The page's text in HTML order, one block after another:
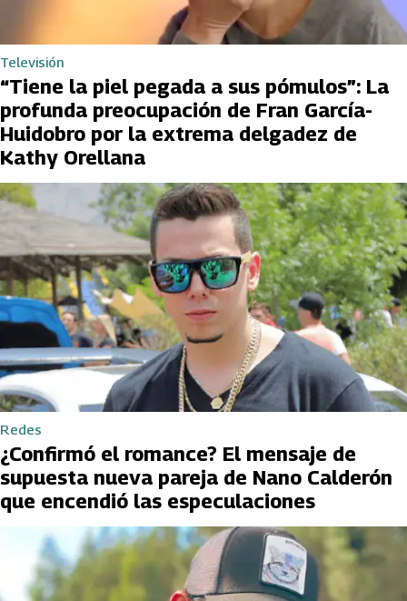
Televisión
“Tiene la piel pegada a sus pómulos”: La
profunda preocupación de Fran García-
Huidobro por la extrema delgadez de
Kathy Orellana
Redes
¿Confirmó el romance? El mensaje de
supuesta nueva pareja de Nano Calderón
que encendió las especulaciones